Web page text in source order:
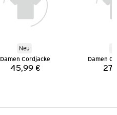
Neu
Damen Cordjacke
Preis:
45,99 €
Damen